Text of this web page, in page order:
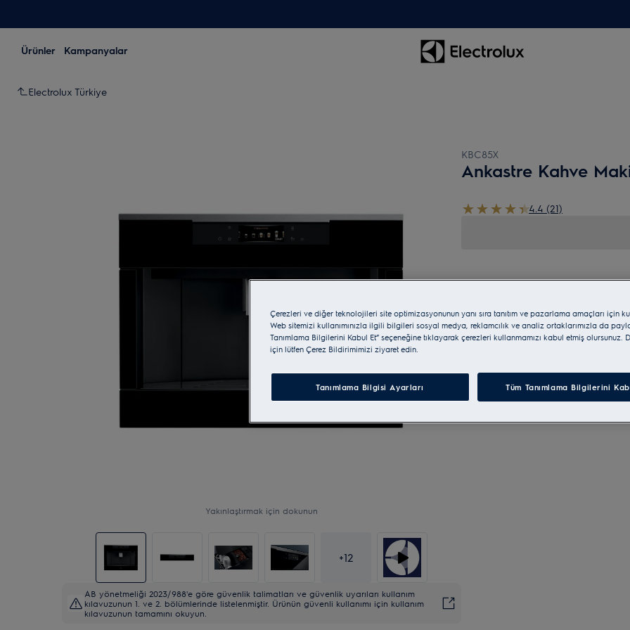
Ürünler Kampanyalar
Electrolux Türkiye
Yakınlaştırmak için dokunun
+12
AB yönetmeliği 2023/988'e göre güvenlik talimatları ve güvenlik uyarıları kullanım
kılavuzunun 1. ve 2. bölümlerinde listelenmiştir. Ürünün güvenli kullanımı için kullanım
kılavuzunun tamamını okuyun.
KBC85X
Ankastre Kahve
4.4 (21)
Çerezleri ve diğer teknolojileri site optimizasyonunun yanı sıra tanıtım ve pazarlama amaçları için
Web sitemizi kullanımınızla ilgili bilgileri sosyal medya, reklamcılık ve analiz ortaklarımızla da
Tanımlama Bilgilerini Kabul Et” seçeneğine tıklayarak çerezleri kullanmamızı kabul etmiş olursunuz.
için lütfen Çerez Bildirimimizi ziyaret edin.
Tanımlama Bilgisi Ayarları Tüm Tanımlama Bilgilerini